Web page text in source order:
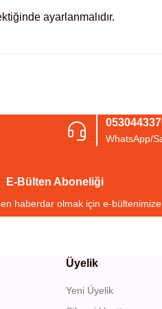
ayarlanmalıdır.
Gönder
WhatsApp/
E-Bülten Aboneliği
haberdar olmak için e-
Üyelik
Yeni Üyelik